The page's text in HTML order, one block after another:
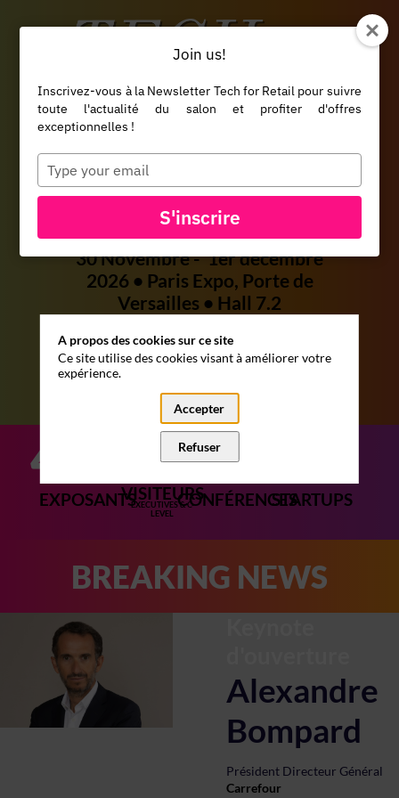
Le salon européen du
retail
30 Novembre - 1er décembre
2026 • Paris Expo, Porte de
Versailles • Hall 7.2
EXPOSER
420+
EXPOSANTS
15000+
VISITEURS
EXECUTIVES & C-
LEVEL
200+
CONFÉRENCESSTARTUPS
BREAKING NEWS
Alexandre
Bompard
Président Directeur Général
Carrefour
A propos des cookies sur ce site
Ce site utilise des cookies visant à améliorer votre
expérience.
Accepter
Refuser
Join us!
Inscrivez-vous à la Newsletter Tech for Retail pour suivre
toute l'actualité du salon et profiter d'offres
exceptionnelles !
your
email
S'inscrire